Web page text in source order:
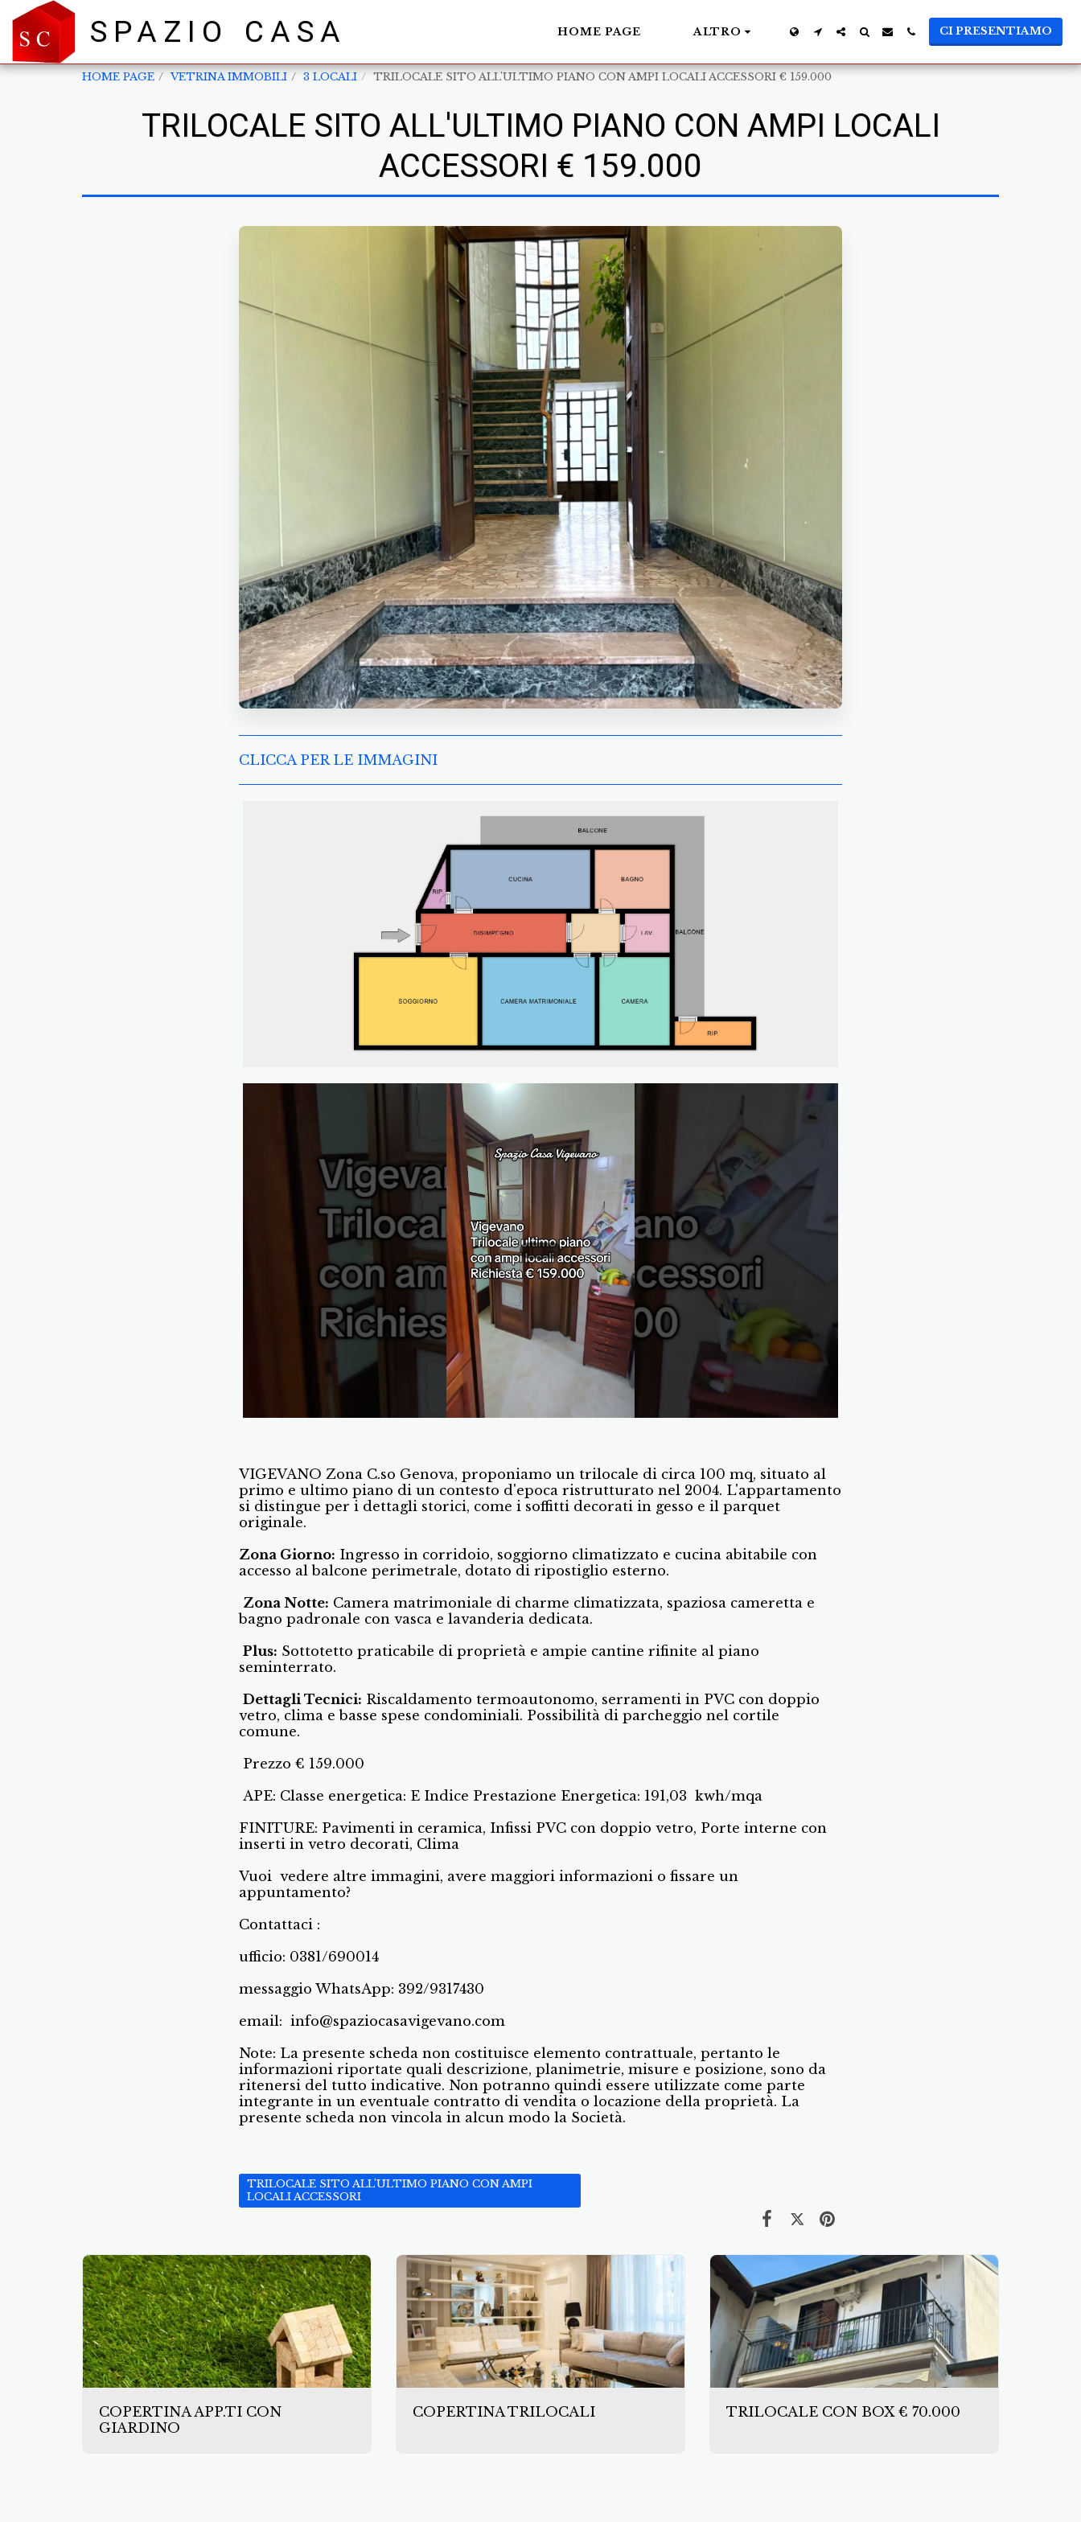
SPAZIO CASA HOME PAGE ALTRO CI PRESENTIAMO
HOME PAGE VETRINA IMMOBILI 3 LOCALI TRILOCALE SITO ALL'ULTIMO PIANO CON AMPI LOCALI ACCESSORI € 159.000
TRILOCALE SITO ALL'ULTIMO PIANO CON AMPI LOCALI
ACCESSORI € 159.000
CLICCA PER LE IMMAGINI
VIGEVANO Zona C.so Genova, proponiamo un trilocale di circa 100 mq, situato al
primo e ultimo piano di un contesto d'epoca ristrutturato nel 2004. L'appartamento
si distingue per i dettagli storici, come i soffitti decorati in gesso e il parquet
originale.
Zona Giorno: Ingresso in corridoio, soggiorno climatizzato e cucina abitabile con
accesso al balcone perimetrale, dotato di ripostiglio esterno.
Zona Notte: Camera matrimoniale di charme climatizzata, spaziosa cameretta e
bagno padronale con vasca e lavanderia dedicata.
Plus: Sottotetto praticabile di proprietà e ampie cantine rifinite al piano
seminterrato.
Dettagli Tecnici: Riscaldamento termoautonomo, serramenti in PVC con doppio
vetro, clima e basse spese condominiali. Possibilità di parcheggio nel cortile
comune.
Prezzo € 159.000
APE: Classe energetica: E Indice Prestazione Energetica: 191,03 kwh/mqa
FINITURE: Pavimenti in ceramica, Infissi PVC con doppio vetro, Porte interne con
inserti in vetro decorati, Clima
Vuoi vedere altre immagini, avere maggiori informazioni o fissare un
appuntamento?
Contattaci :
ufficio: 0381/690014
messaggio WhatsApp: 392/9317430
email: info@spaziocasavigevano.com
Note: La presente scheda non costituisce elemento contrattuale, pertanto le
informazioni riportate quali descrizione, planimetrie, misure e posizione, sono da
ritenersi del tutto indicative. Non potranno quindi essere utilizzate come parte
integrante in un eventuale contratto di vendita o locazione della proprietà. La
presente scheda non vincola in alcun modo la Società.
TRILOCALE SITO ALL'ULTIMO PIANO CON AMPI
LOCALI ACCESSORI
COPERTINA APP.TI CON
GIARDINO
COPERTINA TRILOCALI TRILOCALE CON BOX € 70.000